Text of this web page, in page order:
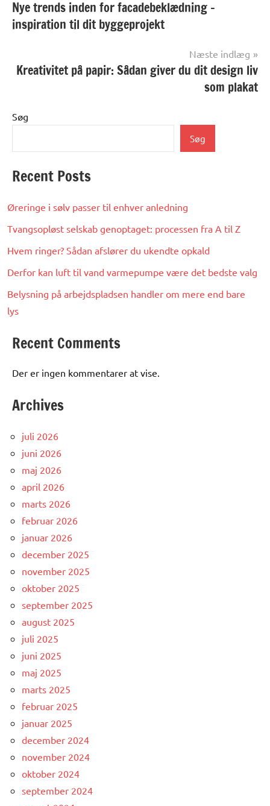
Nye trends inden for facadebeklædning –
inspiration til dit byggeprojekt
Næste indlæg
Kreativitet på papir: Sådan giver du dit design liv
som plakat
Søg
Søg
Recent Posts
Øreringe i sølv passer til enhver anledning
Tvangsopløst selskab genoptaget: processen fra A til Z
Hvem ringer? Sådan afslører du ukendte opkald
Derfor kan luft til vand varmepumpe være det bedste valg
Belysning på arbejdspladsen handler om mere end bare
lys
Recent Comments
Der er ingen kommentarer at vise.
Archives
juli 2026
juni 2026
maj 2026
april 2026
marts 2026
februar 2026
januar 2026
december 2025
november 2025
oktober 2025
september 2025
august 2025
juli 2025
juni 2025
maj 2025
marts 2025
februar 2025
januar 2025
december 2024
november 2024
oktober 2024
september 2024